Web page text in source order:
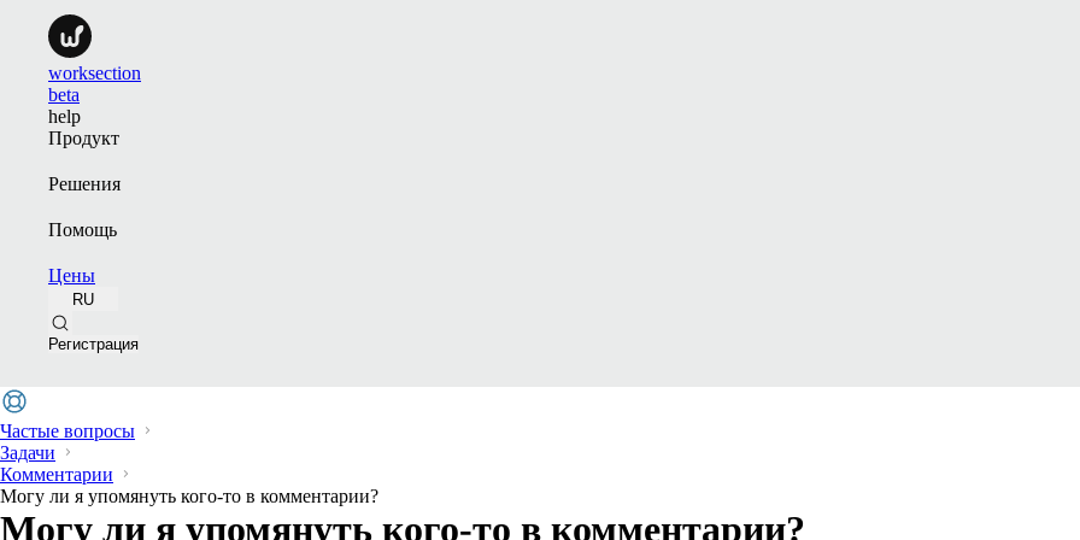
worksection
beta
help
Продукт
Решения
Помощь
Цены
RU
Регистрация
Частые вопросы
Задачи
Комментарии
Могу ли я упомянуть кого-то в комментарии?
Могу ли я упомянуть кого-то в комментарии?